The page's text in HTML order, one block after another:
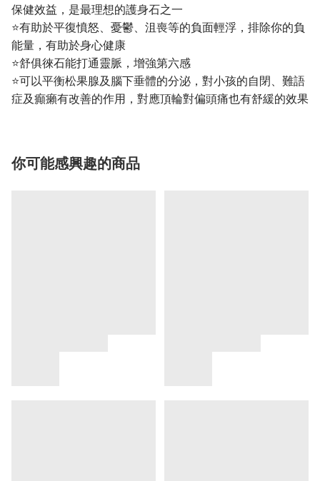
保健效益，是最理想的護身石之一
⭐有助於平復憤怒、憂鬱、沮喪等的負面輕浮，排除你的負
能量，有助於身心健康
⭐舒俱徠石能打通靈脈，增強第六感
⭐可以平衡松果腺及腦下垂體的分泌，對小孩的自閉、難語
症及癲癩有改善的作用，對應頂輪對偏頭痛也有舒緩的效果
你可能感興趣的商品